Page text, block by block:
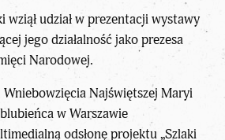
wziął udział w prezentacji wystawy
jego działalność jako prezesa
Narodowej.
Wniebowzięcia Najświętszej Maryi
w Warszawie
odsłonę projektu „Szlaki